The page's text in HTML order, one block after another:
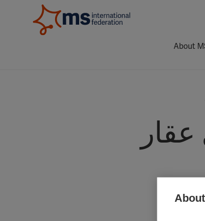
About